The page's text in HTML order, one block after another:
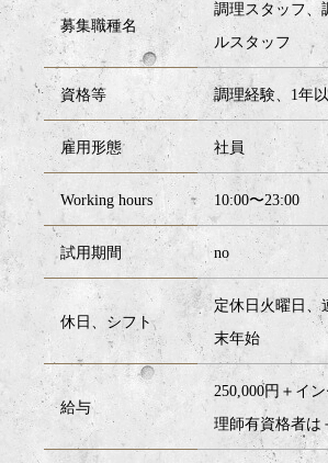
募集職種名
調理スタッフ、
ルスタッフ
資格等 調理経験、1年
雇用形態 社員
Working hours 10:00〜23:00
試用期間 no
休日、シフト
定休日火曜日、
末年始
給与
250,000円＋イ
理師有資格者は